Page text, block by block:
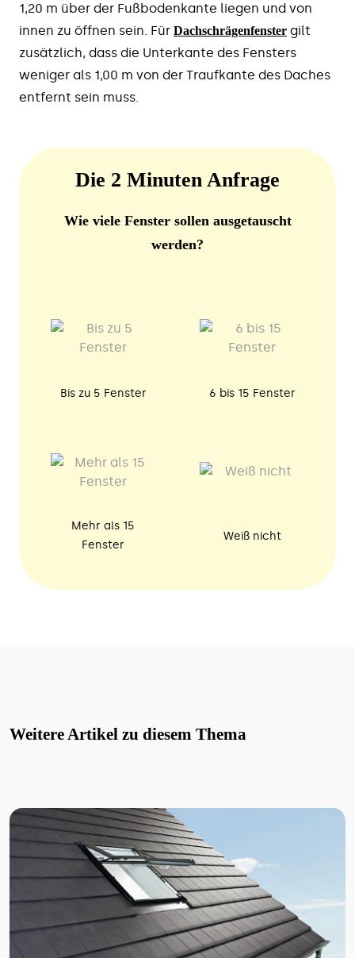
1,20 m über der Fußbodenkante liegen und von
innen zu öffnen sein. Für Dachschrägenfenster gilt
zusätzlich, dass die Unterkante des Fensters
weniger als 1,00 m von der Traufkante des Daches
entfernt sein muss.
Die 2 Minuten Anfrage
Wie viele Fenster sollen ausgetauscht
werden?
Bis zu 5 Fenster 6 bis 15 Fenster
Mehr als 15
Fenster
Weiß nicht
Weitere Artikel zu diesem Thema